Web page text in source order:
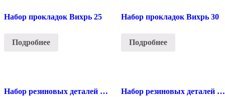
Набор прокладок Вихрь 25
Подробнее
Набор прокладок Вихрь 30
Подробнее
Набор резиновых деталей Ветерок Набор резиновых деталей Вихрь